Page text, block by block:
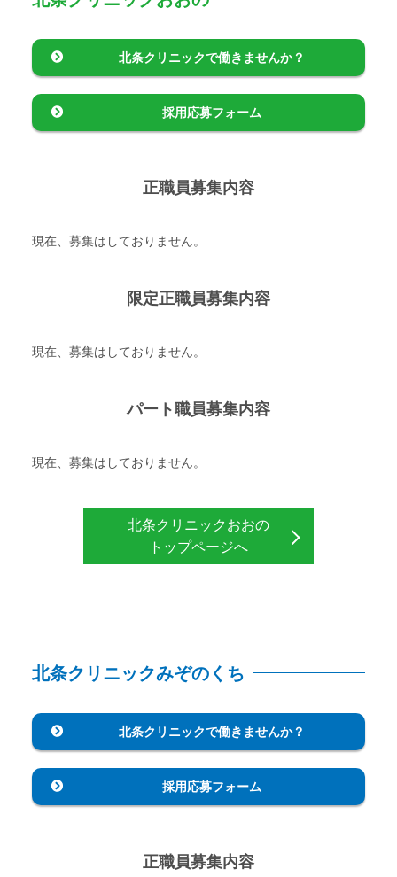
北条クリニックで働きませんか？
採用応募フォーム
正職員募集内容
現在、募集はしておりません。
限定正職員募集内容
現在、募集はしておりません。
パート職員募集内容
現在、募集はしておりません。
北条クリニックおおの
トップページへ
北条クリニックみぞのくち
北条クリニックで働きませんか？
採用応募フォーム
正職員募集内容